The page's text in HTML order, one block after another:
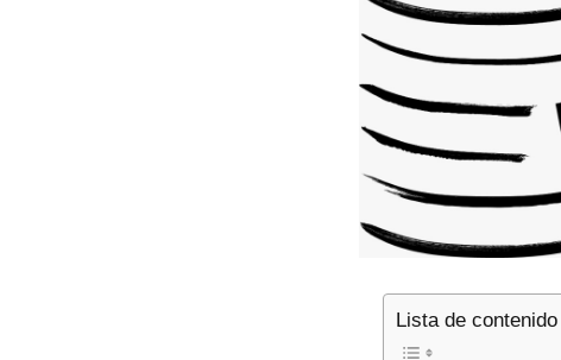
Lista de contenido